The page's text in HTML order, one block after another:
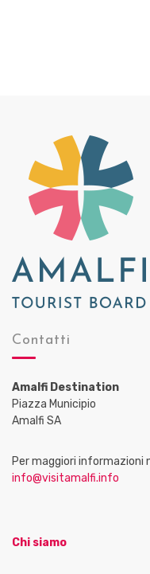
Contatti
Amalfi Destination
Piazza Municipio
Amalfi SA
Per maggiori
info@visitamalfi.info
Chi siamo